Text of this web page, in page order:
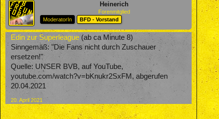
Heinerich
Forenmitglied
ModeratorIn
BFD - Vorstand
Edin zur Superleague (ab ca Minute 8)
Sinngemäß: "Die Fans nicht durch Zuschauer
ersetzen!"
Quelle: UNSER BVB, auf YouTube,
youtube.com/watch?v=bKnukr2SxFM, abgerufen
20.04.2021
20. April 2021